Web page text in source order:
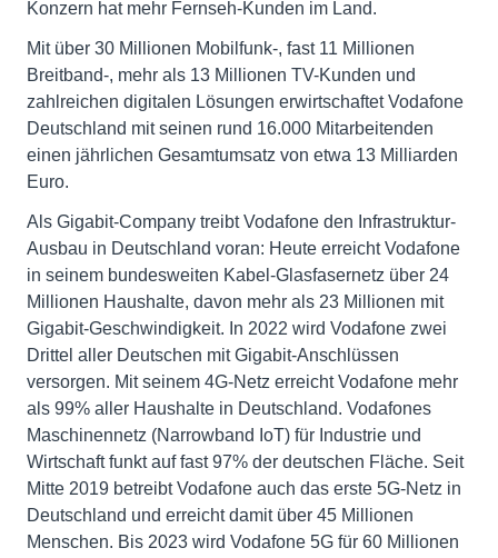
Konzern hat mehr Fernseh-Kunden im Land.
Mit über 30 Millionen Mobilfunk-, fast 11 Millionen
Breitband-, mehr als 13 Millionen TV-Kunden und
zahlreichen digitalen Lösungen erwirtschaftet Vodafone
Deutschland mit seinen rund 16.000 Mitarbeitenden
einen jährlichen Gesamtumsatz von etwa 13 Milliarden
Euro.
Als Gigabit-Company treibt Vodafone den Infrastruktur-
Ausbau in Deutschland voran: Heute erreicht Vodafone
in seinem bundesweiten Kabel-Glasfasernetz über 24
Millionen Haushalte, davon mehr als 23 Millionen mit
Gigabit-Geschwindigkeit. In 2022 wird Vodafone zwei
Drittel aller Deutschen mit Gigabit-Anschlüssen
versorgen. Mit seinem 4G-Netz erreicht Vodafone mehr
als 99% aller Haushalte in Deutschland. Vodafones
Maschinennetz (Narrowband IoT) für Industrie und
Wirtschaft funkt auf fast 97% der deutschen Fläche. Seit
Mitte 2019 betreibt Vodafone auch das erste 5G-Netz in
Deutschland und erreicht damit über 45 Millionen
Menschen. Bis 2023 wird Vodafone 5G für 60 Millionen